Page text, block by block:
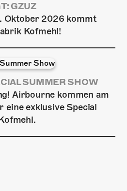
GZUZ
Oktober 2026 kommt
Kofmehl!
SUMMER SHOW
Airbourne kommen am
exklusive Special